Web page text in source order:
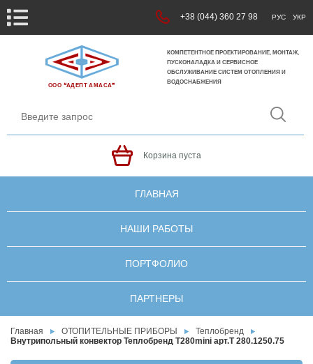
+38 (044) 360 27 98 РУС УКР
ООО ❝АДЕПТ АМАСА❞
КОМПЕТЕНТНОЕ ПРОЕКТИРОВАНИЕ, МОНТАЖ,
ПУСКОНАЛАДКА И СЕРВИСНОЕ
ОБСЛУЖИВАНИЕ СИСТЕМ ОТОПЛЕНИЯ И
ВОДОСНАБЖЕНИЯ
Корзина пуста
ГЛАВНАЯ
НАШИ РАБОТЫ
ПОРТФОЛИО
ПАРТНЕРЫ
Главная ОТОПИТЕЛЬНЫЕ ПРИБОРЫ
Теплобренд
Внутрипольный конвектор Теплобренд T280mini арт.T 280.1250.75